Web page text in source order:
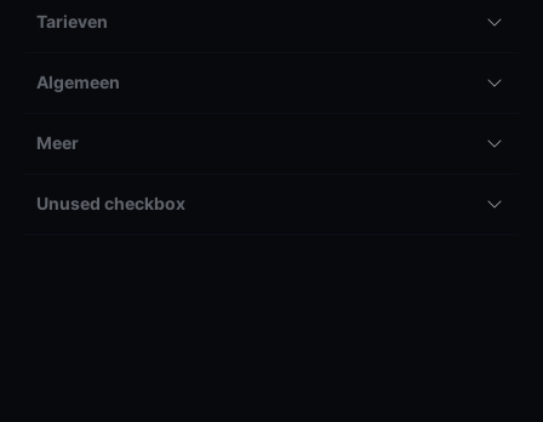
Tarieven
Algemeen
Meer
Unused checkbox